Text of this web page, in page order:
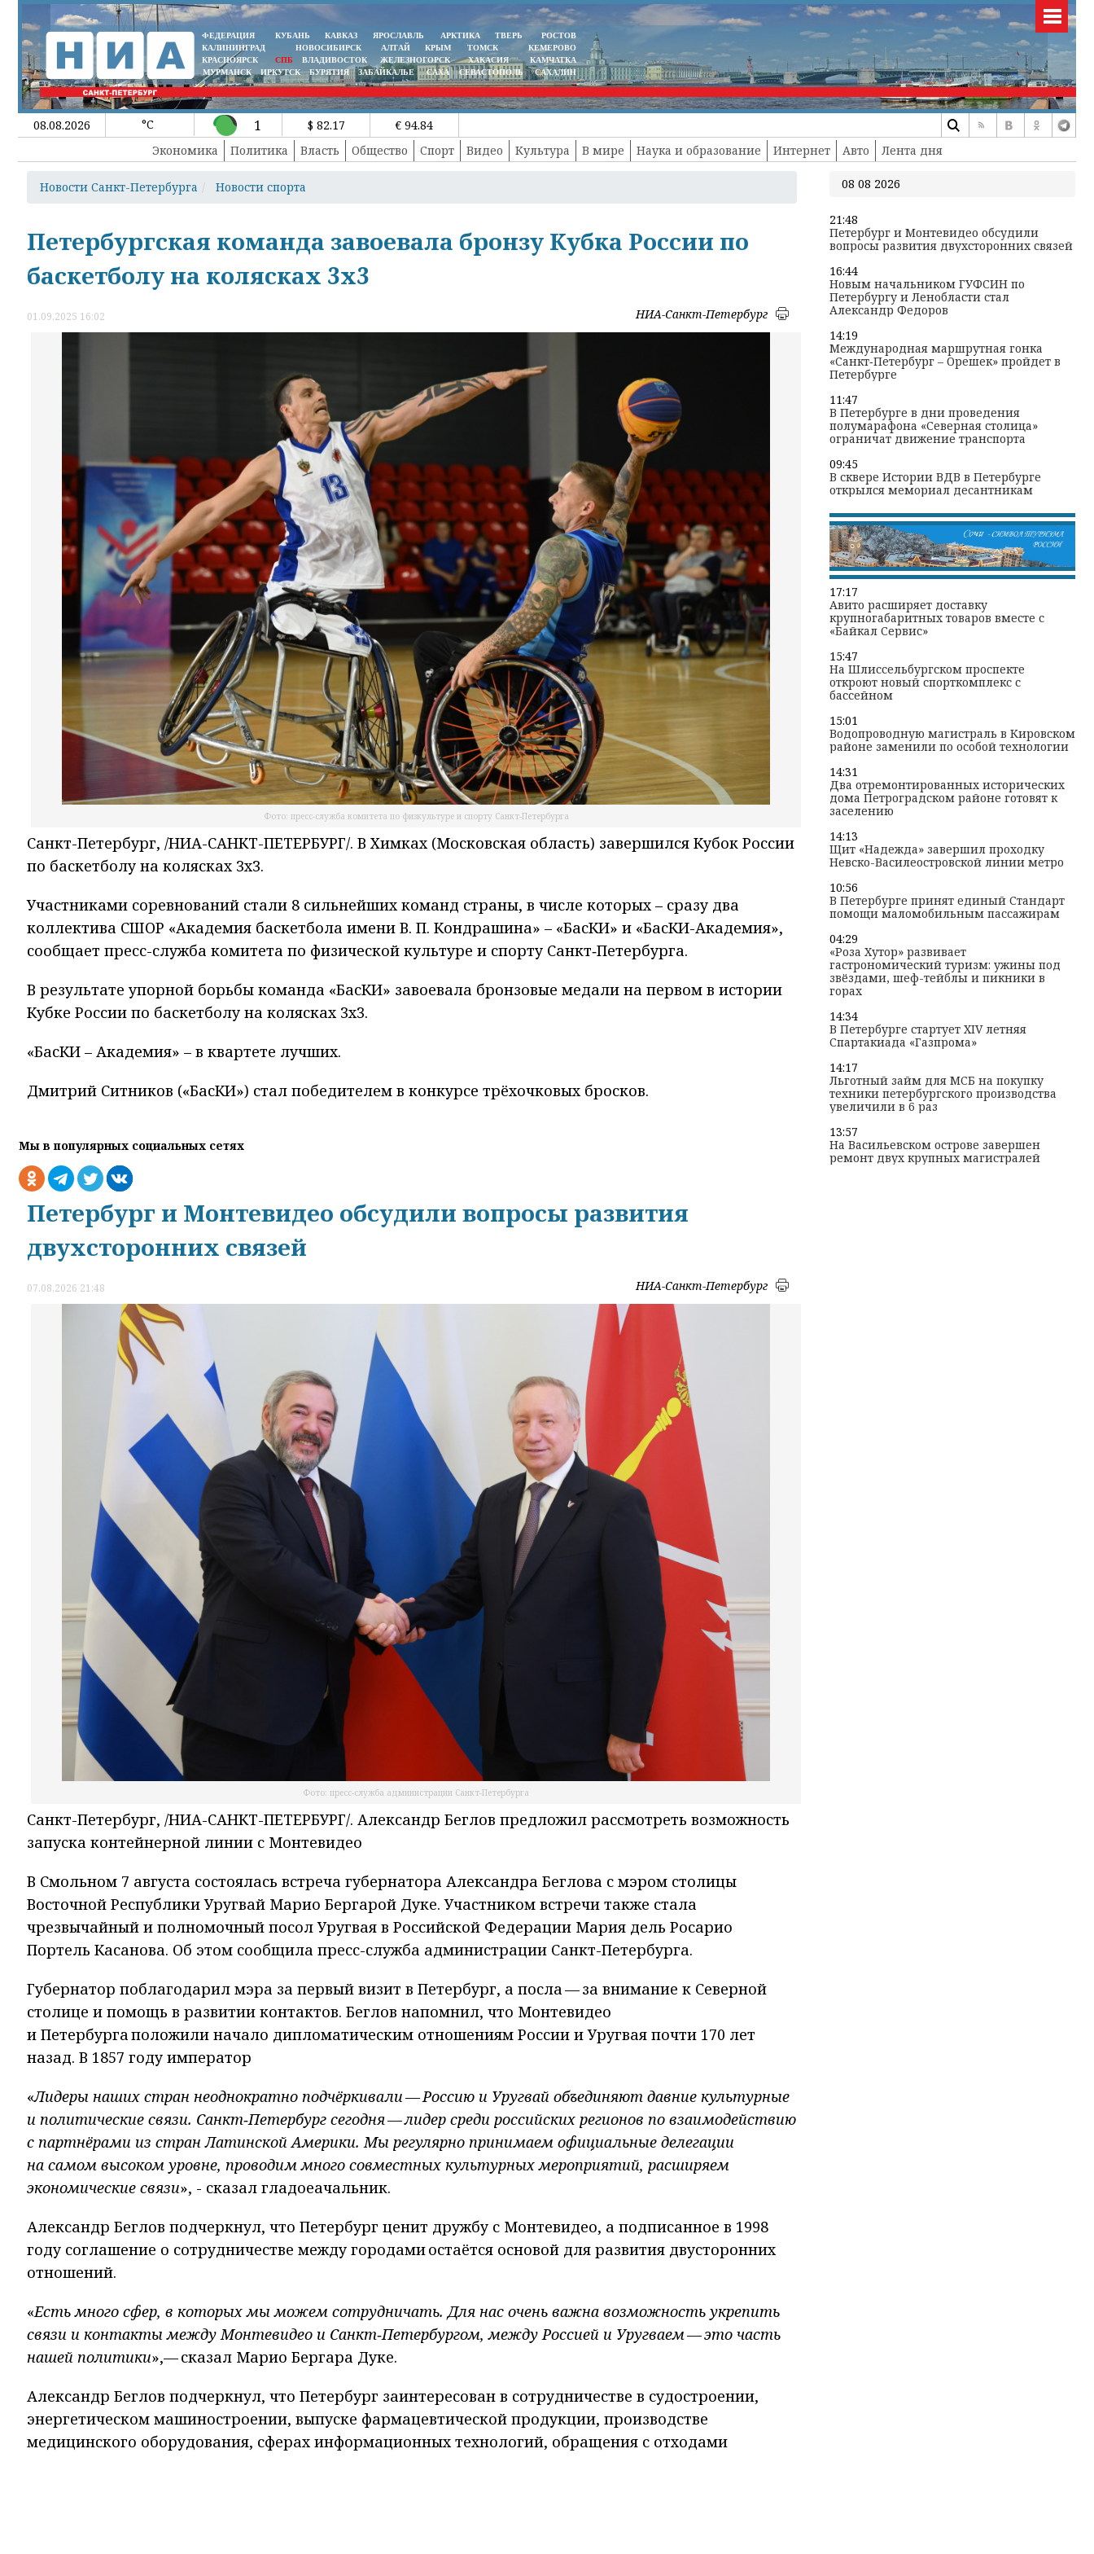
ФЕДЕРАЦИЯ КУБАНЬ КАВКАЗ ЯРОСЛАВЛЬ АРКТИКА ТВЕРЬ
РОСТОВ
КАЛИНИНГРАД
НОВОСИБИРСК АЛТАЙ КРЫМ ТОМСК
КЕМЕРОВО
КРАСНОЯРСК
СПБ ВЛАДИВОСТОК ЖЕЛЕЗНОГОРСК ХАКАСИЯ
КАМЧАТКА
МУРМАНСК
ИРКУТСК БУРЯТИЯ ЗАБАЙКАЛЬЕ САХА СЕВАСТОПОЛЬ САХАЛИН
08.08.2026 °C 1 $ 82.17
€ 94.84
Экономика
Политика Власть Общество Спорт Видео Культура В мире Наука и образование Интернет Авто Лента дня
Новости Санкт-Петербурга Новости спорта
Петербургская команда завоевала бронзу Кубка России по
баскетболу на колясках 3х3
01.09.2025 16:02 НИА-Санкт-Петербург
Фото: пресс-служба комитета по физкультуре и спорту Санкт-Петербурга
Санкт-Петербург, /НИА-САНКТ-ПЕТЕРБУРГ/. В Химках (Московская область) завершился Кубок России
по баскетболу на колясках 3х3.
Участниками соревнований стали 8 сильнейших команд страны, в числе которых – сразу два
коллектива СШОР «Академия баскетбола имени В. П. Кондрашина» – «БасКИ» и «БасКИ-Академия»,
сообщает пресс-служба комитета по физической культуре и спорту Санкт‑Петербурга.
В результате упорной борьбы команда «БасКИ» завоевала бронзовые медали на первом в истории
Кубке России по баскетболу на колясках 3х3.
«БасКИ – Академия» – в квартете лучших.
Дмитрий Ситников («БасКИ») стал победителем в конкурсе трёхочковых бросков.
Мы в популярных социальных сетях
Петербург и Монтевидео обсудили вопросы развития
двухсторонних связей
07.08.2026 21:48 НИА-Санкт-Петербург
Фото: пресс-служба администрации Санкт-Петербурга
Санкт-Петербург, /НИА-САНКТ-ПЕТЕРБУРГ/. Александр Беглов предложил рассмотреть возможность
запуска контейнерной линии с Монтевидео
В Смольном 7 августа состоялась встреча губернатора Александра Беглова с мэром столицы
Восточной Республики Уругвай Марио Бергарой Дуке. Участником встречи также стала
чрезвычайный и полномочный посол Уругвая в Российской Федерации Мария дель Росарио
Портель Касанова. Об этом сообщила пресс-служба администрации Санкт-Петербурга.
Губернатор поблагодарил мэра за первый визит в Петербург, а посла — за внимание к Северной
столице и помощь в развитии контактов. Беглов напомнил, что Монтевидео
и Петербурга положили начало дипломатическим отношениям России и Уругвая почти 170 лет
назад. В 1857 году император
«Лидеры наших стран неоднократно подчёркивали — Россию и Уругвай объединяют давние культурные
и политические связи. Санкт‑Петербург сегодня — лидер среди российских регионов по взаимодействию
с партнёрами из стран Латинской Америки. Мы регулярно принимаем официальные делегации
на самом высоком уровне, проводим много совместных культурных мероприятий, расширяем
экономические связи», - сказал гладоеачальник.
Александр Беглов подчеркнул, что Петербург ценит дружбу с Монтевидео, а подписанное в 1998
году соглашение о сотрудничестве между городами остаётся основой для развития двусторонних
отношений.
«Есть много сфер, в которых мы можем сотрудничать. Для нас очень важна возможность укрепить
связи и контакты между Монтевидео и Санкт‑Петербургом, между Россией и Уругваем — это часть
нашей политики»,— сказал Марио Бергара Дуке.
Александр Беглов подчеркнул, что Петербург заинтересован в сотрудничестве в судостроении,
энергетическом машиностроении, выпуске фармацевтической продукции, производстве
медицинского оборудования, сферах информационных технологий, обращения с отходами
08 08 2026
21:48
Петербург и Монтевидео обсудили
вопросы развития двухсторонних связей
16:44
Новым начальником ГУФСИН по
Петербургу и Ленобласти стал
Александр Федоров
14:19
Международная маршрутная гонка
«Санкт‑Петербург – Орешек» пройдет в
Петербурге
11:47
В Петербурге в дни проведения
полумарафона «Северная столица»
ограничат движение транспорта
09:45
В сквере Истории ВДВ в Петербурге
открылся мемориал десантникам
17:17
Авито расширяет доставку
крупногабаритных товаров вместе с
«Байкал Сервис»
15:47
На Шлиссельбургском проспекте
откроют новый спорткомплекс с
бассейном
15:01
Водопроводную магистраль в Кировском
районе заменили по особой технологии
14:31
Два отремонтированных исторических
дома Петроградском районе готовят к
заселению
14:13
Щит «Надежда» завершил проходку
Невско-Василеостровской линии метро
10:56
В Петербурге принят единый Стандарт
помощи маломобильным пассажирам
04:29
«Роза Хутор» развивает
гастрономический туризм: ужины под
звёздами, шеф-тейблы и пикники в
горах
14:34
В Петербурге стартует XIV летняя
Спартакиада «Газпрома»
14:17
Льготный займ для МСБ на покупку
техники петербургского производства
увеличили в 6 раз
13:57
На Васильевском острове завершен
ремонт двух крупных магистралей